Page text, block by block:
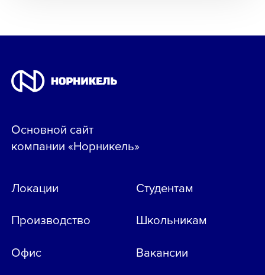
Основной сайт
компании «Норникель»
Локации
Производство
Офис
Студентам
Школьникам
Вакансии